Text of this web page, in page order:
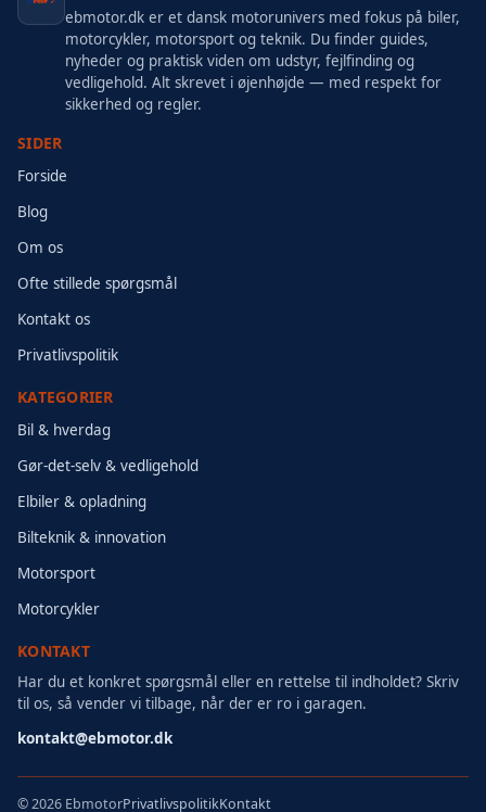
ebmotor.dk er et dansk motorunivers med fokus på biler,
motorcykler, motorsport og teknik. Du finder guides,
nyheder og praktisk viden om udstyr, fejlfinding og
vedligehold. Alt skrevet i øjenhøjde — med respekt for
sikkerhed og regler.
SIDER
Forside
Blog
Om os
Ofte stillede spørgsmål
Kontakt os
Privatlivspolitik
KATEGORIER
Bil & hverdag
Gør-det-selv & vedligehold
Elbiler & opladning
Bilteknik & innovation
Motorsport
Motorcykler
KONTAKT
Har du et konkret spørgsmål eller en rettelse til indholdet? Skriv
til os, så vender vi tilbage, når der er ro i garagen.
kontakt@ebmotor.dk
©2026 EbmotorPrivatlivspolitikKontakt